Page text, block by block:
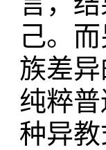
己。
族差
纯粹
种异